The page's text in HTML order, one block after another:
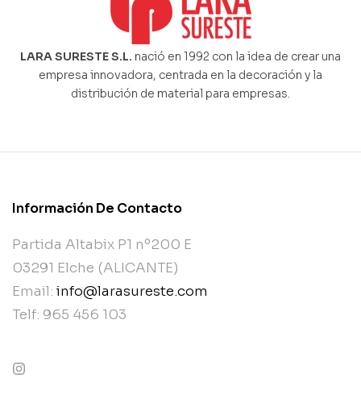
LARA SURESTE S.L. nació en 1992 con la idea de crear una
empresa innovadora, centrada en la decoración y la
distribución de material para empresas.
Información De Contacto
Partida Altabix P1 nº200 E
03291 Elche (ALICANTE)
Email: info@larasureste.com
Telf: 965 456 103